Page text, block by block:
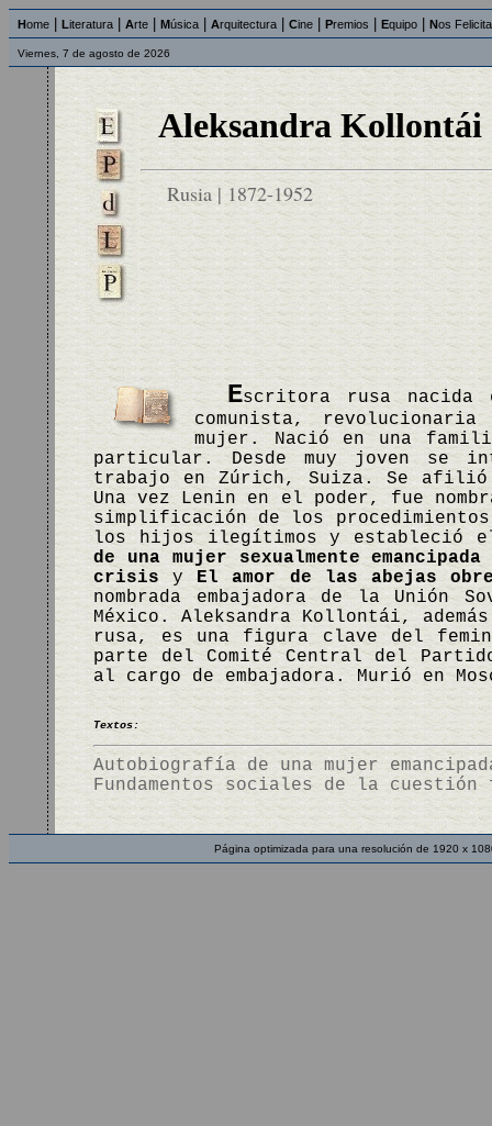
Home Literatura Arte Música Arquitectura Cine Premios Equipo Nos
Viernes, 7 de agosto de 2026
Aleksandra Kollontái
Rusia | 1872-1952
Escritora rusa nacida
comunista,
mujer. Nació en una
particular. Desde muy joven se
trabajo en Zúrich, Suiza. Se afilió
Una vez Lenin en el poder, fue
simplificación de los
los hijos ilegítimos y estableció
de una mujer sexualmente emancipada
crisisyEl amor de las abejas
nombrada embajadora de la Unión
México. Aleksandra Kollontái,
rusa, es una figura clave del
parte del Comité Central del
al cargo de embajadora. Murió en
Textos:
Autobiografía de una mujer
Fundamentos sociales de la cuestión
Página optimizada para una resolución de 1920 x